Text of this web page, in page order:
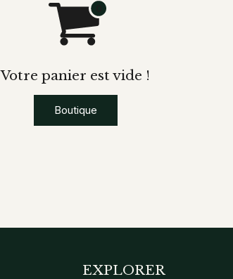
Votre panier est vide !
Boutique
EXPLORER